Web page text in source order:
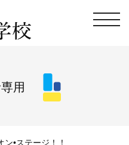
用
ン•ステージ！！